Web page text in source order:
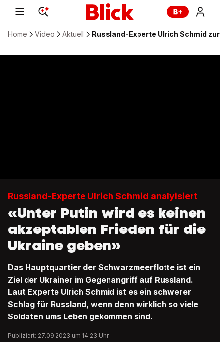
Home Video Aktuell Russland-Experte Ulrich Schmid
Russland-Experte Ulrich Schmid analyisiert
«Unter Putin wird es keinen
akzeptablen Frieden für die
Ukraine geben»
Das Hauptquartier der Schwarzmeerflotte ist ein
Ziel der Ukrainer im Gegenangriff auf Russland.
Laut Experte Ulrich Schmid ist es ein schwerer
Schlag für Russland, wenn denn wirklich so viele
Soldaten ums Leben gekommen sind.
Publiziert: 27.09.2023 um 14:23 Uhr